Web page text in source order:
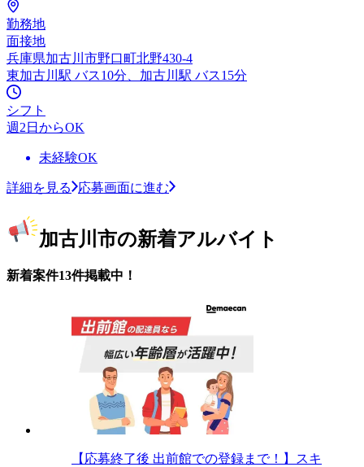
勤務地
面接地
兵庫県加古川市野口町北野430-4
東加古川駅 バス10分、加古川駅 バス15分
シフト
週2日からOK
未経験OK
詳細を見る 応募画面に進む
加古川市の新着アルバイト
新着案件13件掲載中！
【応募終了後 出前館での登録まで！】スキ